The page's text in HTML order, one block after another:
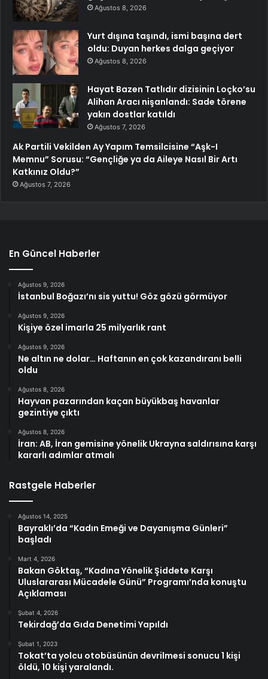
Ağustos 8, 2026
Yurt dışına taşındı, ismi başına dert
oldu: Duyan herkes dalga geçiyor
Ağustos 8, 2026
Hayat Bazen Tatlıdır dizisinin Loçko’su
Alihan Aracı nişanlandı: Sade törene
yakın dostlar katıldı
Ağustos 7, 2026
Ak Partili Vekilden Ay Yapım Temsilcisine “Aşk-I
Memnu” Sorusu: “Gençliğe ya da Aileye Nasıl Bir Artı
Katkınız Oldu?”
Ağustos 7, 2026
En Güncel Haberler
Ağustos 9, 2026
İstanbul Boğazı’nı sis yuttu! Göz gözü görmüyor
Ağustos 9, 2026
Kişiye özel imarla 25 milyarlık rant
Ağustos 9, 2026
Ne altın ne dolar… Haftanın en çok kazandıranı belli
oldu
Ağustos 8, 2026
Hayvan pazarından kaçan büyükbaş havanlar
gezintiye çıktı
Ağustos 8, 2026
İran: AB, İran gemisine yönelik Ukrayna saldırısına karşı
kararlı adımlar atmalı
Rastgele Haberler
Ağustos 14, 2025
Bayraklı’da “Kadın Emeği ve Dayanışma Günleri”
başladı
Mart 4, 2026
Bakan Göktaş, “Kadına Yönelik Şiddete Karşı
Uluslararası Mücadele Günü” Programı’nda konuştu
Açıklaması
Şubat 4, 2026
Tekirdağ’da Gıda Denetimi Yapıldı
Şubat 1, 2023
Tokat’ta yolcu otobüsünün devrilmesi sonucu 1 kişi
öldü, 10 kişi yaralandı.